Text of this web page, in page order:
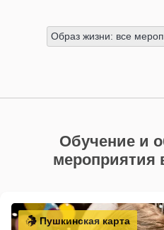
Образ жизни: все
Обучение и
мероприятия
Пушкинская карта